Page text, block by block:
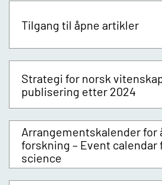
Tilgang til åpne artikler
Strategi for norsk
publisering etter 2024
Arrangementskalender for
forskning – Event calendar
science